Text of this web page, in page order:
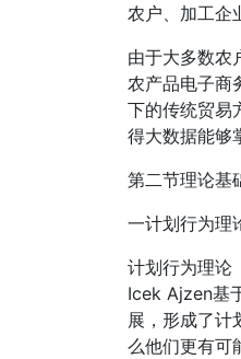
农户、加工企
由于大多数农
农产品电子商
下的传统贸易
得大数据能够
第二节理论基
一计划行为理
计划行为理论
Icek Ajzen基
展，形成了计
么他们更有可